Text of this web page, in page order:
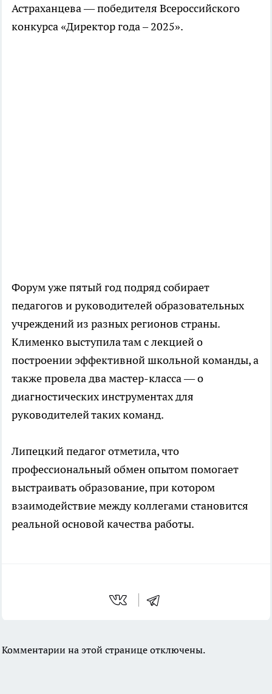
Астраханцева — победителя Всероссийского
конкурса «Директор года – 2025».
Форум уже пятый год подряд собирает
педагогов и руководителей образовательных
учреждений из разных регионов страны.
Клименко выступила там с лекцией о
построении эффективной школьной команды, а
также провела два мастер-класса — о
диагностических инструментах для
руководителей таких команд.
Липецкий педагог отметила, что
профессиональный обмен опытом помогает
выстраивать образование, при котором
взаимодействие между коллегами становится
реальной основой качества работы.
Комментарии на этой странице отключены.